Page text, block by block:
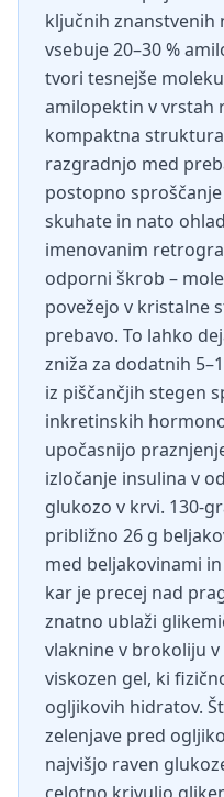
ključnih znanstvenih
vsebuje 20–30 %
tvori tesnejše
amilopektin v vrstah
kompaktna
razgradnjo med
postopno
skuhate in nato
imenovanim
odporni škrob –
povežejo v kristalne
prebavo. To lahko
zniža za dodatnih
iz piščančjih stegen
inkretinskih
upočasnijo
izločanje insulina v
glukozo v krvi. 130-
približno 26 g
med beljakovinami
kar je precej nad
znatno ublaži
vlaknine v brokoliju
viskozen gel, ki
ogljikovih hidratov.
zelenjave pred
najvišjo raven